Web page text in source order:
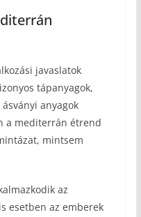
javaslatok
tápanyagok,
anyagok
a mediterrán étrend
mintsem
az
esetben az emberek